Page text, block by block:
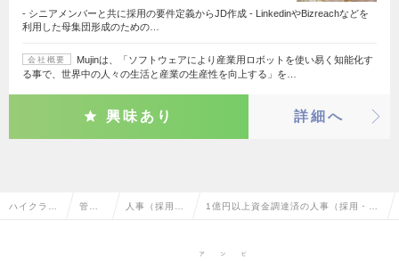
- シニアメンバーと共に採用の要件定義からJD作成 - LinkedinやBizreachなどを
利用した母集団形成のための…
会社概要
Mujinは、「ソフトウェアにより産業用ロボットを使い易く知能化す
る事で、世界中の人々の生活と産業の生産性を向上する」を…
興味あり 詳細へ
ハイクラス 管理 人事（採用・ 1億円以上資金調達済の人事（採用・教